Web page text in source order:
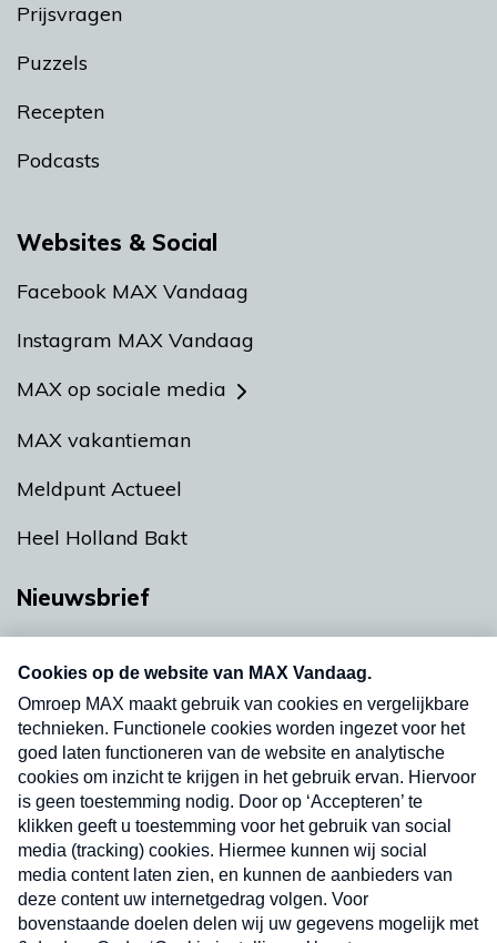
Prijsvragen
Puzzels
Recepten
Podcasts
Websites & Social
Facebook MAX Vandaag
Instagram MAX Vandaag
MAX op sociale media
MAX vakantieman
Meldpunt Actueel
Heel Holland Bakt
Nieuwsbrief
nieuwsbrief. Elke vrijdag- en dinsdagochtend in
uw mailbox.
Verzend